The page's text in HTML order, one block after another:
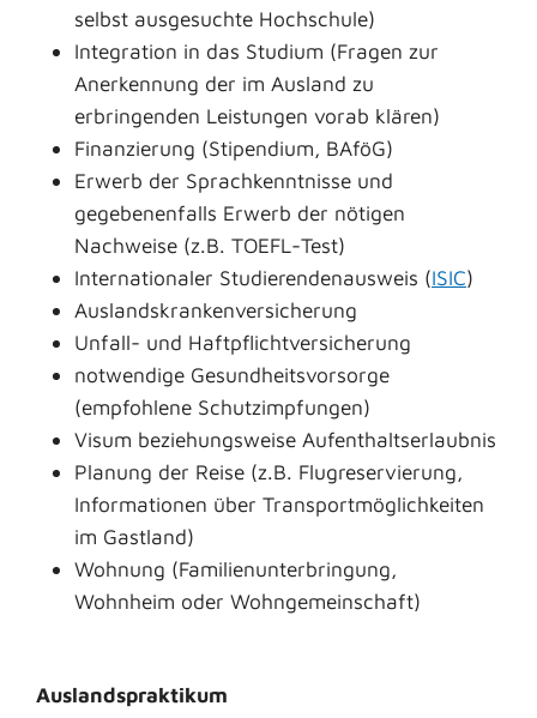
selbst ausgesuchte Hochschule)
Integration in das Studium (Fragen zur
Anerkennung der im Ausland zu
erbringenden Leistungen vorab klären)
Finanzierung (Stipendium, BAföG)
Erwerb der Sprachkenntnisse und
gegebenenfalls Erwerb der nötigen
Nachweise (z.B. TOEFL-Test)
Internationaler Studierendenausweis (ISIC)
Auslandskrankenversicherung
Unfall- und Haftpflichtversicherung
notwendige Gesundheitsvorsorge
(empfohlene Schutzimpfungen)
Visum beziehungsweise Aufenthaltserlaubnis
Planung der Reise (z.B. Flugreservierung,
Informationen über Transportmöglichkeiten
im Gastland)
Wohnung (Familienunterbringung,
Wohnheim oder Wohngemeinschaft)
Auslandspraktikum